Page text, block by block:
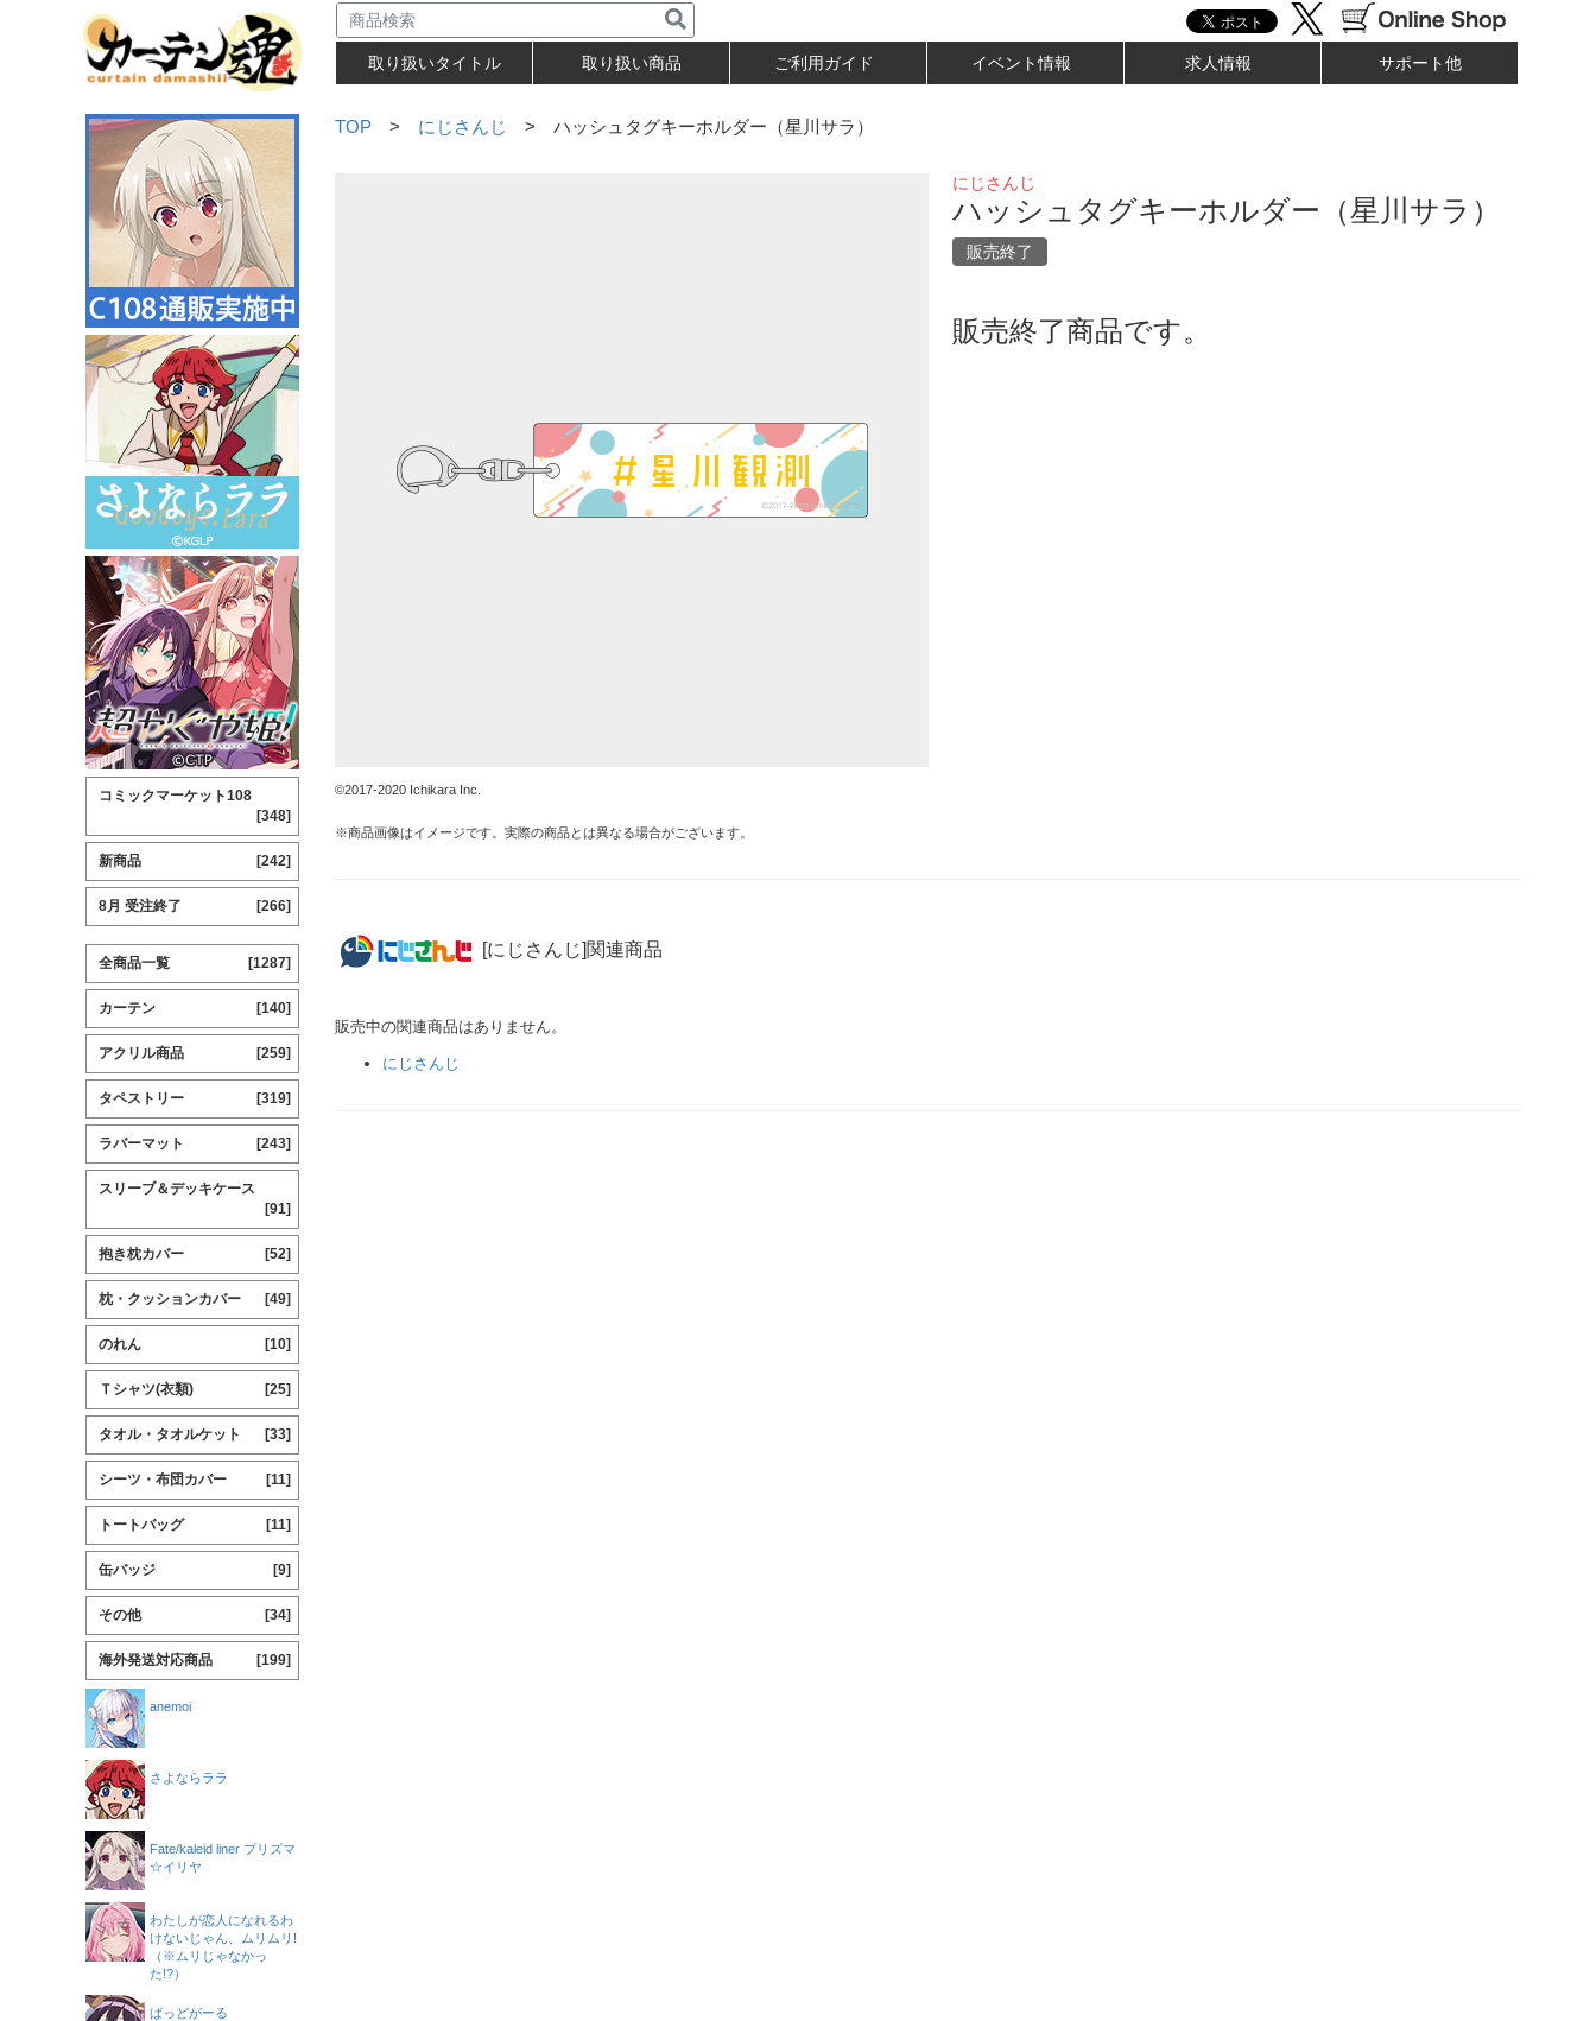
取り扱いタイトル 取り扱い商品 ご利用ガイド イベント情報 求人情報 サポート他
TOP > にじさんじ > ハッシュタグキーホルダー（星川サラ）
©2017-2020 Ichikara Inc.
※商品画像はイメージです。実際の商品とは異なる場合がございます。
にじさんじ
ハッシュタグキーホルダー（星川サラ）
販売終了
販売終了商品です。
[にじさんじ]関連商品
販売中の関連商品はありません。
にじさんじ
コミックマーケット108
[348]
新商品 [242]
8月 受注終了 [266]
全商品一覧 [1287]
カーテン [140]
アクリル商品 [259]
タペストリー [319]
ラバーマット [243]
スリーブ＆デッキケース
[91]
抱き枕カバー [52]
枕・クッションカバー [49]
のれん [10]
Ｔシャツ(衣類) [25]
タオル・タオルケット [33]
シーツ・布団カバー [11]
トートバッグ [11]
缶バッジ [9]
その他 [34]
海外発送対応商品 [199]
anemoi
さよならララ
Fate/kaleid liner プリズマ
☆イリヤ
わたしが恋人になれるわ
けないじゃん、ムリムリ!
（※ムリじゃなかっ
た!?）
ばっどがーる